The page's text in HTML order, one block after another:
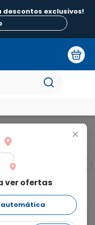
descontos exclusivos!
+
ver ofertas
Esmaltes
rosé tem a